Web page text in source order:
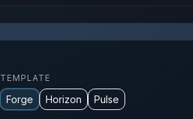
TEMPLATE
Forge Horizon Pulse